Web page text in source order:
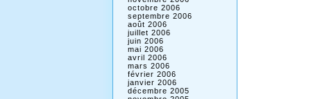
octobre 2006
septembre 2006
août 2006
juillet 2006
juin 2006
mai 2006
avril 2006
mars 2006
février 2006
janvier 2006
décembre 2005